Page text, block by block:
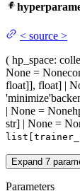
< source >
( hp_space:
None = None
float]], float] |
'minimize'
| None = None
str] | None =
Expand 7
Parameters